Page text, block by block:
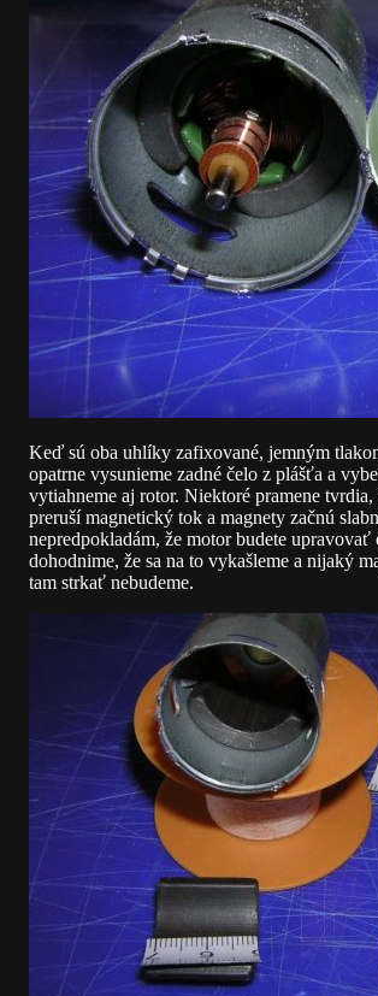
Keď sú oba uhlíky zafixované, jemným
opatrne vysunieme zadné čelo z plášťa a
vytiahneme aj rotor. Niektoré pramene
preruší magnetický tok a magnety začnú
nepredpokladám, že motor budete upravovať
dohodnime, že sa na to vykašleme a nijaký
tam strkať nebudeme.